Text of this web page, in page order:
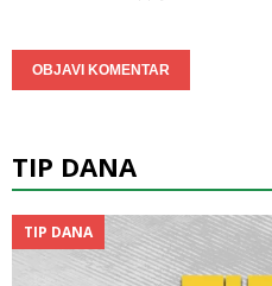
TIP DANA
TIP DANA